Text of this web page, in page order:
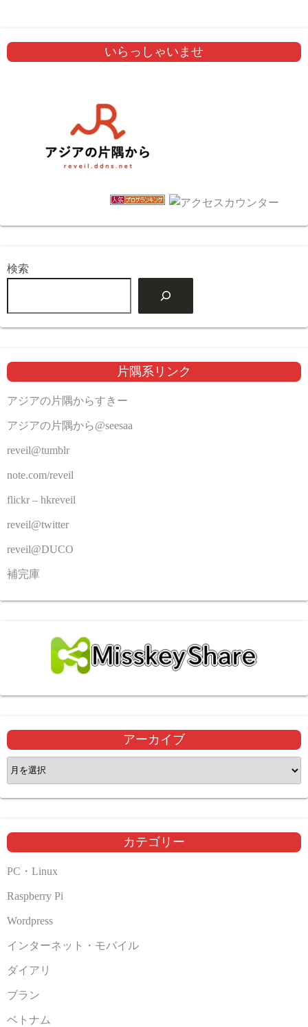
いらっしゃいませ
検索
片隅系リンク
アジアの片隅からすきー
アジアの片隅から@seesaa
reveil@tumblr
note.com/reveil
flickr – hkreveil
reveil@twitter
reveil@DUCO
補完庫
アーカイブ
ア
ー
カ
ブ
カテゴリー
PC・Linux
Raspberry Pi
Wordpress
インターネット・モバイル
ダイアリ
ブラン
ベトナム